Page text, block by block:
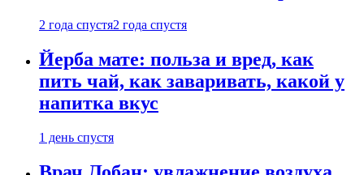
2 года спустя2 года спустя
Йерба мате: польза и вред, как
пить чай, как заваривать, какой у
напитка вкус
1 день спустя